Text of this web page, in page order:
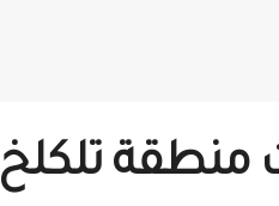
منطقة تلكلخ